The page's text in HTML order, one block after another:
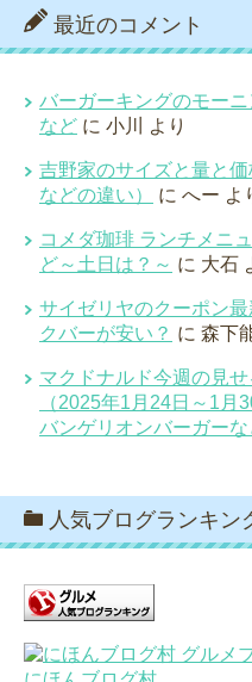
最近のコメント
バーガーキングのモー
など に 小川 より
吉野家のサイズと量と
などの違い）
に へー よ
コメダ珈琲 ランチメニ
ど～土日は？～ に 大石
サイゼリヤのクーポン
クバーが安い？ に 森下
マクドナルド今週の見
（2025年1月24日～1月
バンゲリオンバーガーな
人気ブログランキン